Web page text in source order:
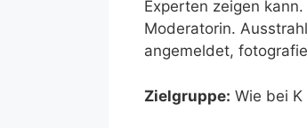
Experten zeigen
Moderatorin.
angemeldet,
Zielgruppe: Wie bei